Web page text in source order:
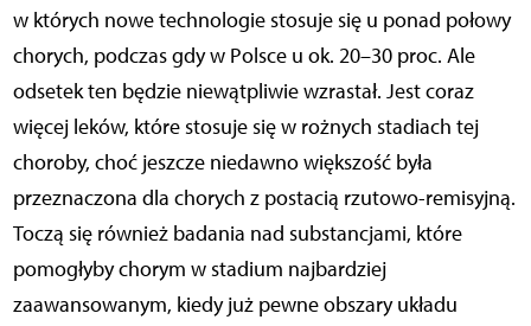
w których nowe technologie stosuje się u ponad połowy
chorych, podczas gdy w Polsce u ok. 20–30 proc. Ale
odsetek ten będzie niewątpliwie wzrastał. Jest coraz
więcej leków, które stosuje się w rożnych stadiach tej
choroby, choć jeszcze niedawno większość była
przeznaczona dla chorych z postacią rzutowo-remisyjną.
Toczą się również badania nad substancjami, które
pomogłyby chorym w stadium najbardziej
zaawansowanym, kiedy już pewne obszary układu